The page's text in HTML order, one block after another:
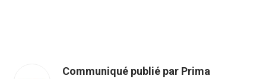
Communiqué publié par Prima